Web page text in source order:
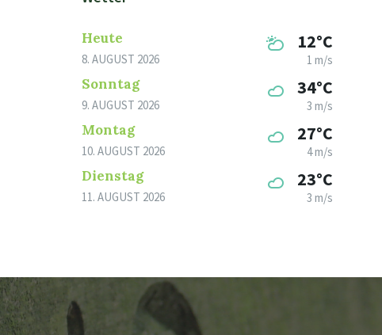
Heute
8. AUGUST 2026
12°C
1 m/s
Sonntag
9. AUGUST 2026
34°C
3 m/s
Montag
10. AUGUST 2026
27°C
4 m/s
Dienstag
11. AUGUST 2026
23°C
3 m/s